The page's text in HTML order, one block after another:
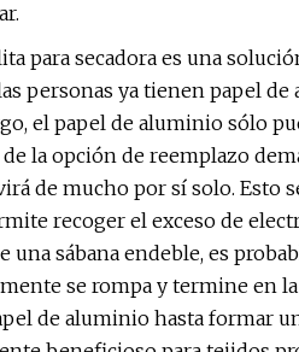
para secadora es una
personas ya tienen papel
el papel de aluminio sólo
la opción de reemplazo
de mucho por sí solo. Esto
recoger el exceso de
una sábana endeble, es
se rompa y termine en
de aluminio hasta formar